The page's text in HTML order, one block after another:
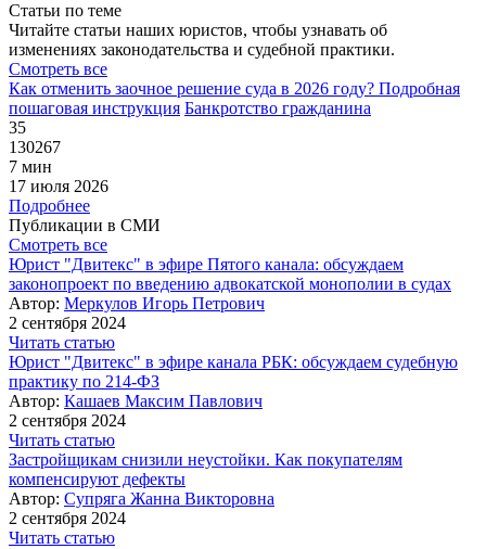
Статьи по теме
Читайте статьи наших юристов, чтобы узнавать об
изменениях законодательства и судебной практики.
Смотреть все
Как отменить заочное решение суда в 2026 году? Подробная
пошаговая инструкция Банкротство гражданина
35
130267
7 мин
17 июля 2026
Подробнее
Публикации в СМИ
Смотреть все
Юрист "Двитекс" в эфире Пятого канала: обсуждаем
законопроект по введению адвокатской монополии в судах
Автор: Меркулов Игорь Петрович
2 сентября 2024
Читать статью
Юрист "Двитекс" в эфире канала РБК: обсуждаем судебную
практику по 214-ФЗ
Автор: Кашаев Максим Павлович
2 сентября 2024
Читать статью
Застройщикам снизили неустойки. Как покупателям
компенсируют дефекты
Автор: Супряга Жанна Викторовна
2 сентября 2024
Читать статью